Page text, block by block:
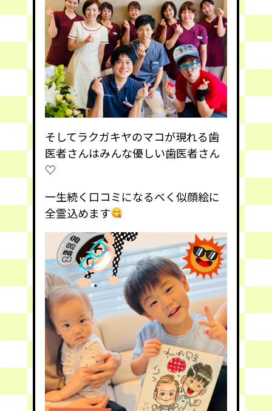
そしてラクガキヤのマコが現れる歯
医者さんはみんな優しい歯医者さん
♡
一生続く口コミになるべく似顔絵に
全霊込めます